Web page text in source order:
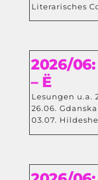
Literarisches
2026/06:
– Ë
Lesungen u.a.
26.06.
03.07.